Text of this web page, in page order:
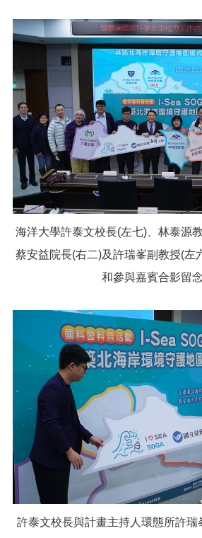
海洋大學許泰文校長(左七)、林泰源
蔡安益院長(右二)及許瑞峯副教授(左
和參與嘉賓合影留念
許泰文校長與計畫主持人環態所許瑞